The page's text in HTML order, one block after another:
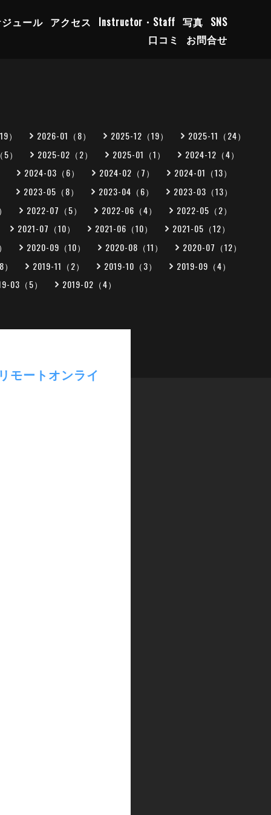
ュール アクセス Instructor・Staff 写真 SNS
口コミ
お問合せ
） 2026-01（8） 2025-12（19）
2025-11（24）
）
2025-02（2） 2025-01（1）
2024-12（4）
2024-03（6） 2024-02（7）
2024-01（13）
2023-05（8） 2023-04（6）
2023-03（13）
2022-07（5） 2022-06（4）
2022-05（2）
2021-07（10）
2021-06（10）
2021-05（12）
2020-09（10） 2020-08（11）
2020-07（12）
2019-11（2） 2019-10（3）
2019-09（4）
03（5）
2019-02（4）
モートオンライ